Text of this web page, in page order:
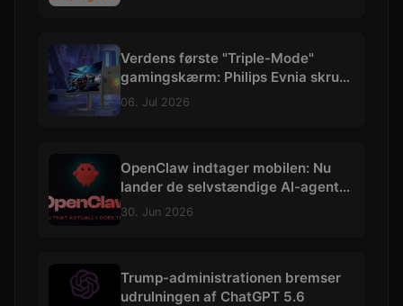
Verdens første "Triple-Mode"
gamingskærm: Philips Evnia skruer
op til vilde 540 Hz
06. Jul 2026
OpenClaw indtager mobilen: Nu
lander de selvstændige AI-agenter
på iOS og Android
30. Jun 2026
Trump-administrationen bremser
udrulningen af ChatGPT 5.6